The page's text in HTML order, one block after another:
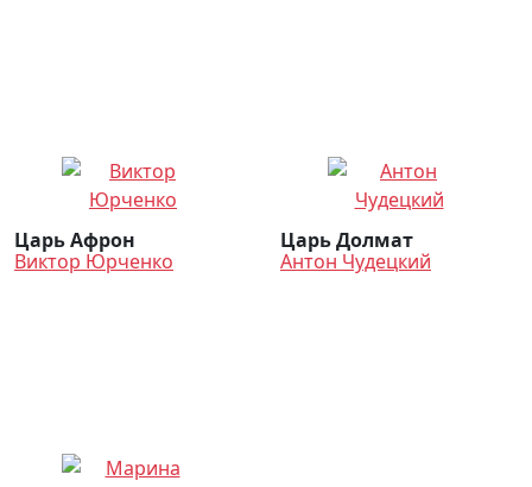
Царь Афрон
Виктор Юрченко
Царь Долмат
Антон Чудецкий